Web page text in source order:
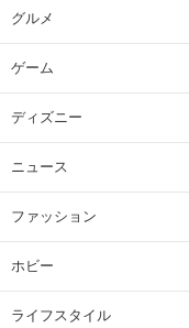
グルメ
ゲーム
ディズニー
ニュース
ファッション
ホビー
ライフスタイル